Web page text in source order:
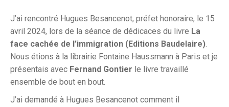
J’ai rencontré Hugues Besancenot, préfet honoraire, le 15
avril 2024, lors de la séance de dédicaces du livre La
face cachée de l’immigration (Editions Baudelaire).
Nous étions à la librairie Fontaine Haussmann à Paris et je
présentais avec Fernand Gontier le livre travaillé
ensemble de bout en bout.
J’ai demandé à Hugues Besancenot comment il